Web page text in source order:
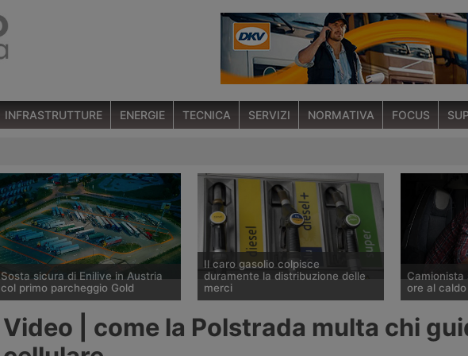
INFRASTRUTTURE ENERGIE TECNICA SERVIZI NORMATIVA FOCUS
Sosta sicura di Enilive in Austria
col primo parcheggio Gold
Enilive Austria ha aperto a St.
Marienkirchen bei Schärding, lungo
l’autostrada A8 Innkreis, il primo
Il caro gasolio colpisce
duramente la distribuzione delle
merci
prezzo del gasolio è salito del
ore al caldo
affiliato al
Sinacoas è
Video | come la Polstrada multa chi